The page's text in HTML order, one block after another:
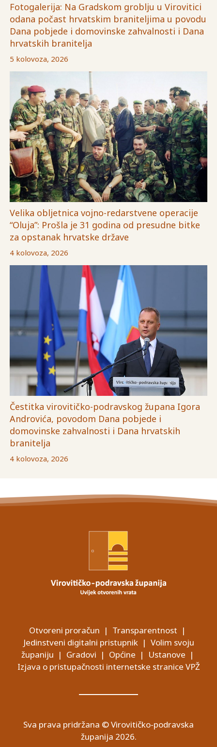
Fotogalerija: Na Gradskom groblju u Virovitici
odana počast hrvatskim braniteljima u povodu
Dana pobjede i domovinske zahvalnosti i Dana
hrvatskih branitelja
5 kolovoza, 2026
Velika obljetnica vojno-redarstvene operacije
“Oluja”: Prošla je 31 godina od presudne bitke
za opstanak hrvatske države
4 kolovoza, 2026
Čestitka virovitičko-podravskog župana Igora
Androvića, povodom Dana pobjede i
domovinske zahvalnosti i Dana hrvatskih
branitelja
4 kolovoza, 2026
Otvoreni proračun | Transparentnost |
Jedinstveni digitalni pristupnik| Volim svoju
županiju | Gradovi | Općine | Ustanove |
Izjava o pristupačnosti internetske stranice VPŽ
Sva prava pridržana © Virovitičko-podravska
županija 2026.